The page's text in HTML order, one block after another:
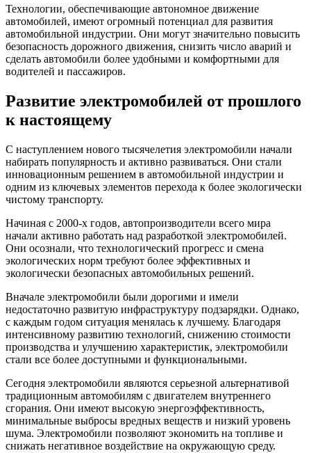
Технологии, обеспечивающие автономное движение
автомобилей, имеют огромный потенциал для развития
автомобильной индустрии. Они могут значительно повысить
безопасность дорожного движения, снизить число аварий и
сделать автомобили более удобными и комфортными для
водителей и пассажиров.
Развитие электромобилей от прошлого
к настоящему
С наступлением нового тысячелетия электромобили начали
набирать популярность и активно развиваться. Они стали
инновационным решением в автомобильной индустрии и
одним из ключевых элементов перехода к более экологически
чистому транспорту.
Начиная с 2000-х годов, автопроизводители всего мира
начали активно работать над разработкой электромобилей.
Они осознали, что технологический прогресс и смена
экологических норм требуют более эффективных и
экологически безопасных автомобильных решений.
Вначале электромобили были дорогими и имели
недостаточно развитую инфраструктуру подзарядки. Однако,
с каждым годом ситуация менялась к лучшему. Благодаря
интенсивному развитию технологий, снижению стоимости
производства и улучшению характеристик, электромобили
стали все более доступными и функциональными.
Сегодня электромобили являются серьезной альтернативой
традиционным автомобилям с двигателем внутреннего
сгорания. Они имеют высокую энергоэффективность,
минимальные выбросы вредных веществ и низкий уровень
шума. Электромобили позволяют экономить на топливе и
снижать негативное воздействие на окружающую среду.